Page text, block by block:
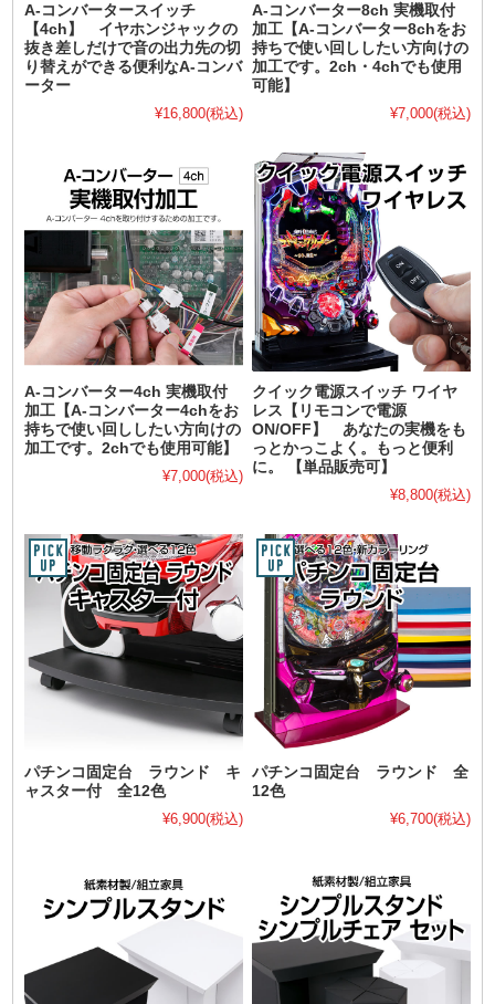
A-コンバータースイッチ
【4ch】 イヤホンジャックの
抜き差しだけで音の出力先の切
り替えができる便利なA-コンバ
ーター
¥16,800(税込)
A-コンバーター8ch 実機取付
加工【A-コンバーター8chをお
持ちで使い回ししたい方向けの
加工です。2ch・4chでも使用
可能】
¥7,000(税込)
A-コンバーター4ch 実機取付
加工【A-コンバーター4chをお
持ちで使い回ししたい方向けの
加工です。2chでも使用可能】
¥7,000(税込)
クイック電源スイッチ ワイヤ
レス【リモコンで電源
ON/OFF】 あなたの実機をも
っとかっこよく。もっと便利
に。 【単品販売可】
¥8,800(税込)
パチンコ固定台 ラウンド キ
ャスター付 全12色
¥6,900(税込)
パチンコ固定台 ラウンド 全
12色
¥6,700(税込)